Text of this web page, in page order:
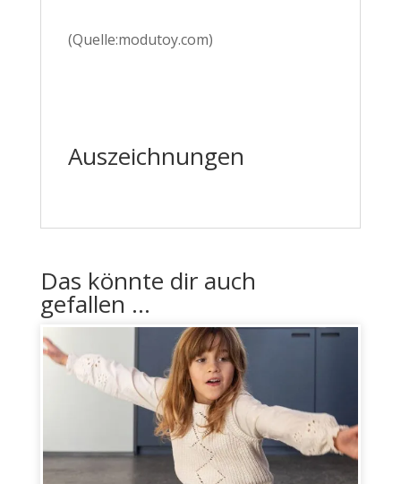
(Quelle:modutoy.com)
Auszeichnungen
Das könnte dir auch
gefallen …